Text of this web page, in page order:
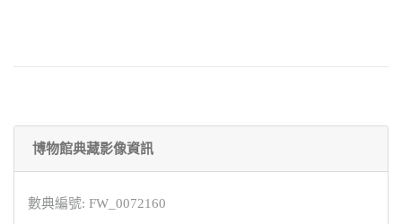
博物館典藏影像資訊
數典編號: FW_0072160